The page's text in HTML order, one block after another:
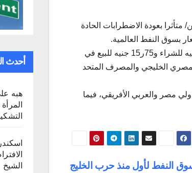
متأثرا بعودة الاضطرابات الحادة
بسوق النفط العالمية.
وقفزت العملة الأمريكية بنحو 5 قروش دفعة واحدة في أغلب البنوك المصرية ليسجل 65ر15 جنيه للشراء و75ر15 جنيه للبيع في
و74ر15 جنيه للبيع في 4 بنوك هي عودة والمصري الخليجي والمصرف المتحد
التجاري الدولي مصر والعربي الأفريقي، فيما
النفط لأول منذ حرب الخليج
أحدث
هبه
الشيخ